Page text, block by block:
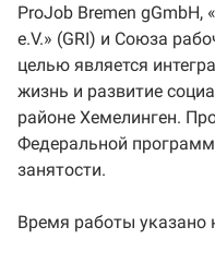
ProJob Bremen gGmbH,
e.V.» (GRI) и Союза
целью является
жизнь и развитие
районе Хемелинген.
Федеральной
занятости.
Время работы указано